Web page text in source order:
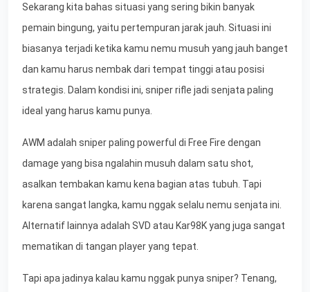
Sekarang kita bahas situasi yang sering bikin banyak
pemain bingung, yaitu pertempuran jarak jauh. Situasi ini
biasanya terjadi ketika kamu nemu musuh yang jauh banget
dan kamu harus nembak dari tempat tinggi atau posisi
strategis. Dalam kondisi ini, sniper rifle jadi senjata paling
ideal yang harus kamu punya.
AWM adalah sniper paling powerful di Free Fire dengan
damage yang bisa ngalahin musuh dalam satu shot,
asalkan tembakan kamu kena bagian atas tubuh. Tapi
karena sangat langka, kamu nggak selalu nemu senjata ini.
Alternatif lainnya adalah SVD atau Kar98K yang juga sangat
mematikan di tangan player yang tepat.
Tapi apa jadinya kalau kamu nggak punya sniper? Tenang,